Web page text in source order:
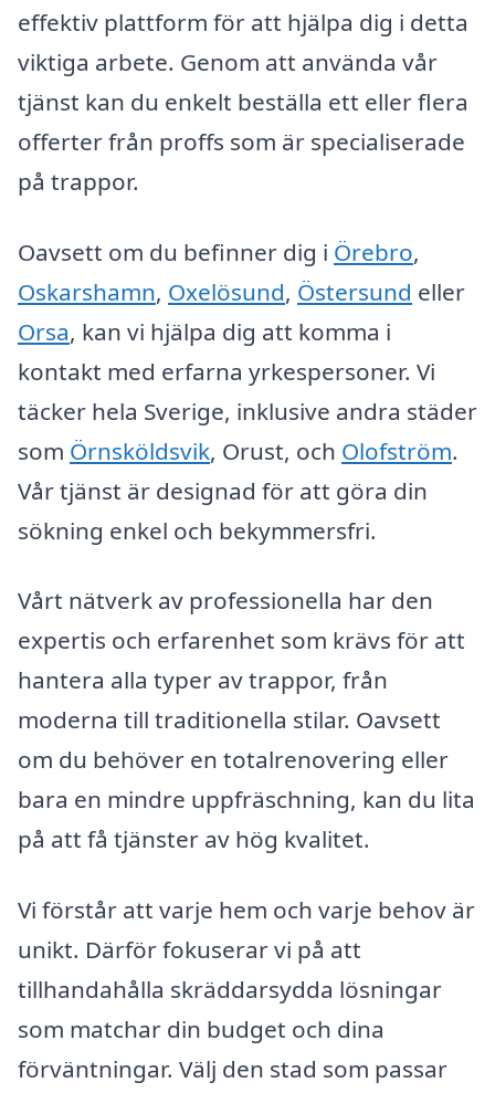
effektiv plattform för att hjälpa dig i detta
viktiga arbete. Genom att använda vår
tjänst kan du enkelt beställa ett eller flera
offerter från proffs som är specialiserade
på trappor.
Oavsett om du befinner dig i Örebro,
Oskarshamn, Oxelösund, Östersund eller
Orsa, kan vi hjälpa dig att komma i
kontakt med erfarna yrkespersoner. Vi
täcker hela Sverige, inklusive andra städer
som Örnsköldsvik, Orust, och Olofström.
Vår tjänst är designad för att göra din
sökning enkel och bekymmersfri.
Vårt nätverk av professionella har den
expertis och erfarenhet som krävs för att
hantera alla typer av trappor, från
moderna till traditionella stilar. Oavsett
om du behöver en totalrenovering eller
bara en mindre uppfräschning, kan du lita
på att få tjänster av hög kvalitet.
Vi förstår att varje hem och varje behov är
unikt. Därför fokuserar vi på att
tillhandahålla skräddarsydda lösningar
som matchar din budget och dina
förväntningar. Välj den stad som passar